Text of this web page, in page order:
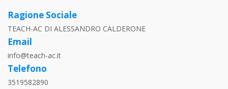
Ragione Sociale
TEACH-AC DI ALESSANDRO CALDERONE
Email
info@teach-ac.it
Telefono
3519582890